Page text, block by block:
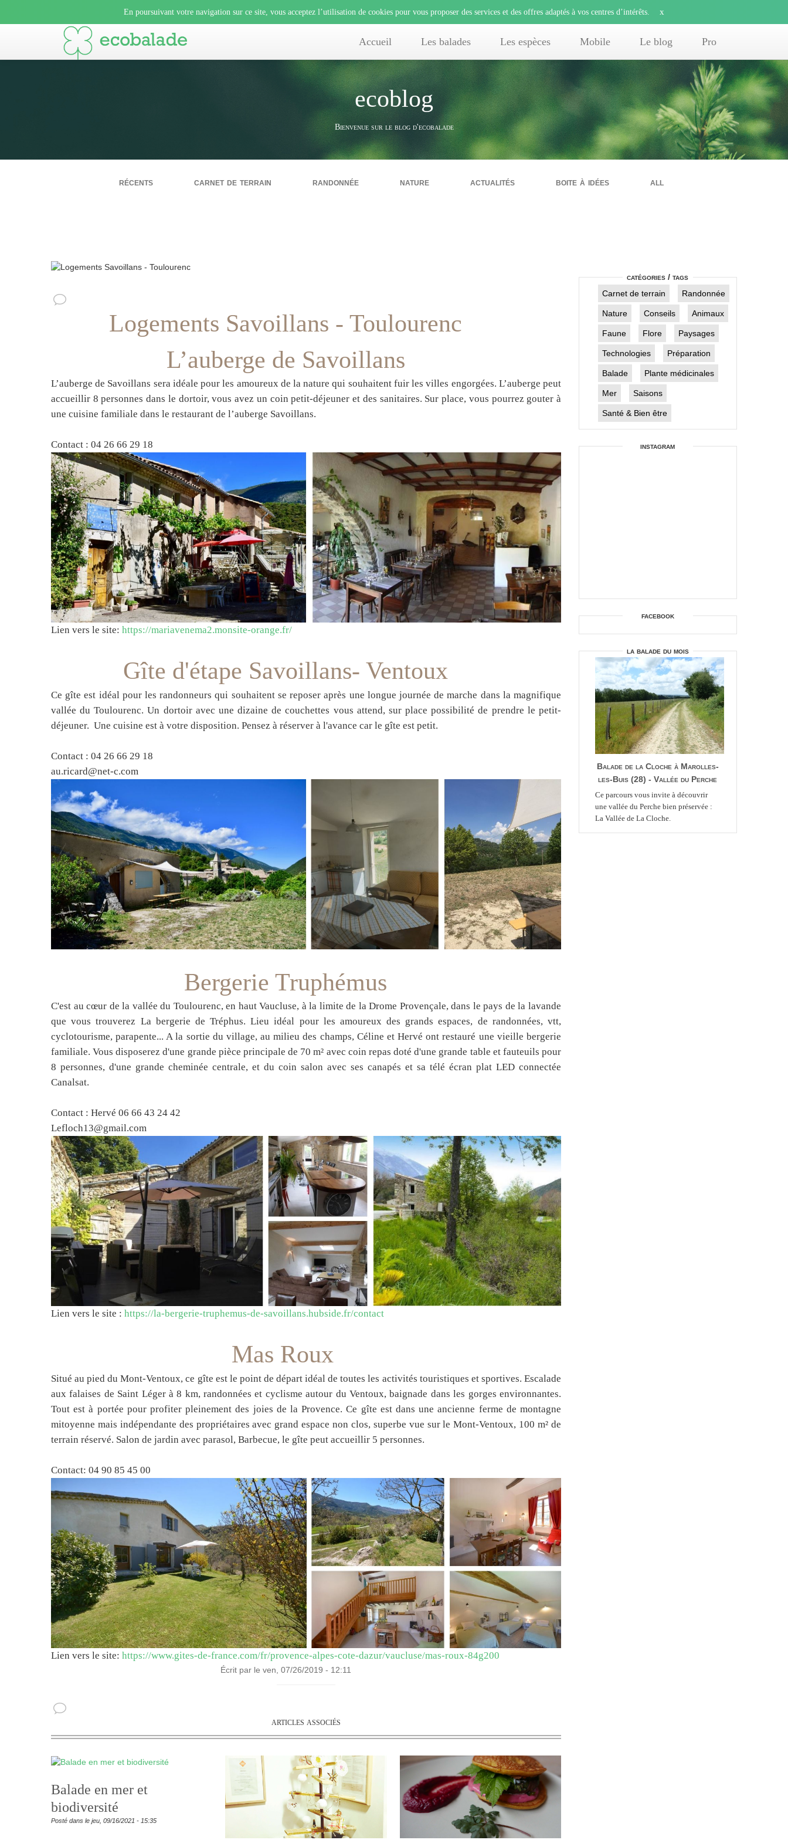
En poursuivant votre navigation sur ce site, vous acceptez l’utilisation de cookies pour vous proposer des services et des offres adaptés à vos centres d’intérêts. x
Accueil Les balades Les espèces Mobile Le blog Pro
ecoblog
Bienvenue sur le blog d'ecobalade
récents carnet de terrain randonnée nature actualités boite à idées all
Logements Savoillans - Toulourenc
L’auberge de Savoillans
L’auberge de Savoillans sera idéale pour les amoureux de la nature qui souhaitent fuir les villes engorgées. L’auberge peut
accueillir 8 personnes dans le dortoir, vous avez un coin petit-déjeuner et des sanitaires. Sur place, vous pourrez gouter à
une cuisine familiale dans le restaurant de l’auberge Savoillans.
Contact : 04 26 66 29 18
Lien vers le site: https://mariavenema2.monsite-orange.fr/
Gîte d'étape Savoillans- Ventoux
Ce gîte est idéal pour les randonneurs qui souhaitent se reposer après une longue journée de marche dans la magnifique
vallée du Toulourenc. Un dortoir avec une dizaine de couchettes vous attend, sur place possibilité de prendre le petit-
déjeuner. Une cuisine est à votre disposition. Pensez à réserver à l'avance car le gîte est petit.
Contact : 04 26 66 29 18
au.ricard@net-c.com
Bergerie Truphémus
C'est au cœur de la vallée du Toulourenc, en haut Vaucluse, à la limite de la Drome Provençale, dans le pays de la lavande
que vous trouverez La bergerie de Tréphus. Lieu idéal pour les amoureux des grands espaces, de randonnées, vtt,
cyclotourisme, parapente... A la sortie du village, au milieu des champs, Céline et Hervé ont restauré une vieille bergerie
familiale. Vous disposerez d'une grande pièce principale de 70 m² avec coin repas doté d'une grande table et fauteuils pour
8 personnes, d'une grande cheminée centrale, et du coin salon avec ses canapés et sa télé écran plat LED connectée
Canalsat.
Contact : Hervé 06 66 43 24 42
Lefloch13@gmail.com
Lien vers le site : https://la-bergerie-truphemus-de-savoillans.hubside.fr/contact
Mas Roux
Situé au pied du Mont-Ventoux, ce gîte est le point de départ idéal de toutes les activités touristiques et sportives. Escalade
aux falaises de Saint Léger à 8 km, randonnées et cyclisme autour du Ventoux, baignade dans les gorges environnantes.
Tout est à portée pour profiter pleinement des joies de la Provence. Ce gîte est dans une ancienne ferme de montagne
mitoyenne mais indépendante des propriétaires avec grand espace non clos, superbe vue sur le Mont-Ventoux, 100 m² de
terrain réservé. Salon de jardin avec parasol, Barbecue, le gîte peut accueillir 5 personnes.
Contact: 04 90 85 45 00
Lien vers le site: https://www.gites-de-france.com/fr/provence-alpes-cote-dazur/vaucluse/mas-roux-84g200
Écrit par le ven, 07/26/2019 - 12:11
articles associés
Balade en mer et
biodiversité
Posté dans le jeu, 09/16/2021 - 15:35
catégories / tags
Carnet de terrain
Randonnée
Nature Conseils Animaux
Faune Flore Paysages
Technologies Préparation
Balade Plante médicinales
Mer Saisons
Santé & Bien être
instagram
facebook
la balade du mois
Balade de la Cloche à Marolles-
les-Buis (28) - Vallée du Perche
Ce parcours vous invite à découvrir
une vallée du Perche bien préservée :
La Vallée de La Cloche.